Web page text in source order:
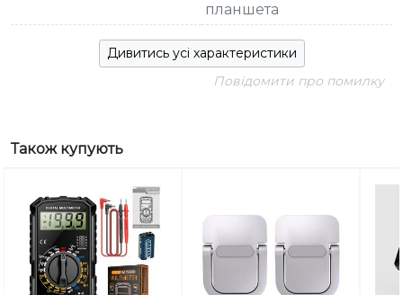
планшета
Дивитись усі характеристики
Повідомити про помилку
Також купують